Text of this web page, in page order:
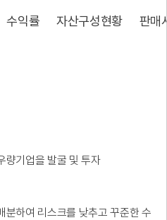
수익률 자산구성현황 판매
량기업을 발굴 및 투자
분하여 리스크를 낮추고 꾸준한 수